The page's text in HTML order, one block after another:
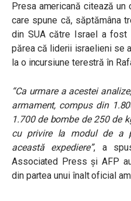
Presa americană citează
care spune că, săptămâna
din SUA către Israel a fost
părea că liderii israelieni se
la o incursiune terestră în
“Ca urmare a acestei
armament, compus din
1.700 de bombe de 250 de
cu privire la modul de a
această expediere”, a
Associated Press și AFP
din partea unui înalt oficial